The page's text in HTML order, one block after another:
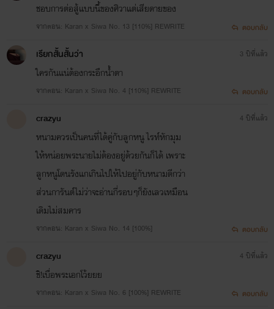
ชอบการต่อสู้แบบนี้ของศิวาแต่เสียดายของ
จากตอน: Karan x Siwa No. 13 [110%] REWRITE ตอบกลับ
เรียกสั้นสั้นว่า
ใครกันแน่ต้องกระอึกน้ำตา
จากตอน: Karan x Siwa No. 4 [110%] REWRITE
3 ปีที่แล้ว
ตอบกลับ
crazyu
หนามควรเป็นคนที่ได้คู่กับลูกหนู ไรท์หักมุม
ให้หน่อยพระนายไม่ต้องอยู่ด้วยกันก็ได้ เพราะ
ลูกหนูโดนรังแกเกินไปให้ไปอยู่กับหนามดีกว่า
ส่วนการันต์ไม่ว่าจะอ่านกี่รอบๆก็ยังเลวเหมือน
เดิมไม่สมคาร
จากตอน: Karan x Siwa No. 14 [100%]
4 ปีที่แล้ว
ตอบกลับ
crazyu
ชิ!เบื่อพระเอกโว้ยยย
จากตอน: Karan x Siwa No. 6 [100%] REWRITE
4 ปีที่แล้ว
ตอบกลับ